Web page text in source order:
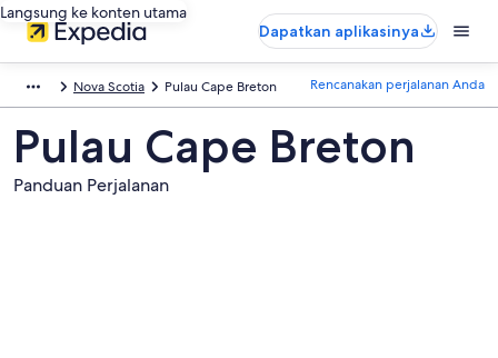
Langsung ke konten utama
Dapatkan aplikasinya
Nova Scotia Pulau Cape Breton Rencanakan perjalanan Anda
Pulau Cape Breton
Panduan Perjalanan